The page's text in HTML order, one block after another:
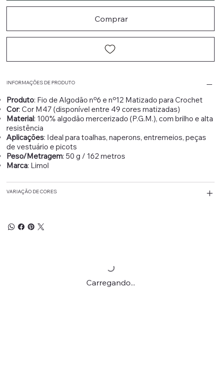
Comprar
INFORMAÇÕES DE PRODUTO
Produto: Fio de Algodão nº6 e nº12 Matizado para Crochet
Cor: Cor M47 (disponível entre 49 cores matizadas)
Material: 100% algodão mercerizado (P.G.M.), com brilho e alta
resistência
Aplicações: Ideal para toalhas, naperons, entremeios, peças
de vestuário e picots
Peso/Metragem: 50 g / 162 metros
Marca: Limol
VARIAÇÃO DE CORES
Carregando...